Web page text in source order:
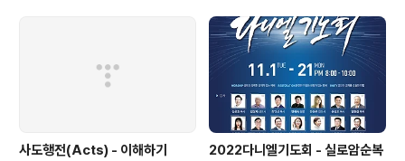
사도행전(Acts) - 이해하기
2022다니엘기도회 - 실로암순복